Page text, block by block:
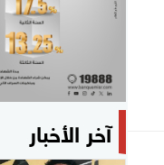
آخر الأخبار